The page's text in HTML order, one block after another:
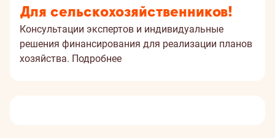
Для сельскохозяйственников!
Консультации экспертов и индивидуальные
решения финансирования для реализации планов
хозяйства. Подробнее